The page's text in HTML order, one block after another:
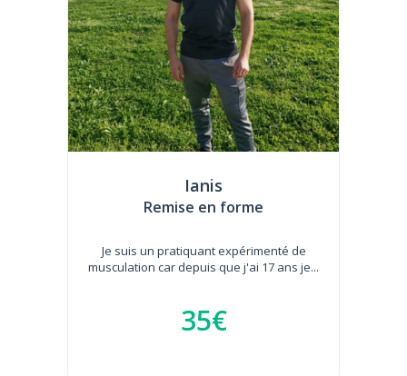
Ianis
Remise en forme
Je suis un pratiquant expérimenté de
musculation car depuis que j'ai 17 ans je...
35€